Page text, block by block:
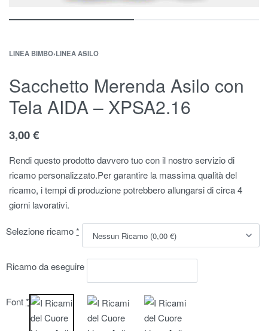
LINEA BIMBO›LINEA ASILO
Sacchetto Merenda Asilo con
Tela AIDA – XPSA2.16
3,00€
Rendi questo prodotto davvero tuo con il nostro servizio di
ricamo personalizzato.Per garantire la massima qualità del
ricamo, i tempi di produzione potrebbero allungarsi di circa 4
giorni lavorativi.
Selezione ricamo*
Ricamo da eseguire
Font*